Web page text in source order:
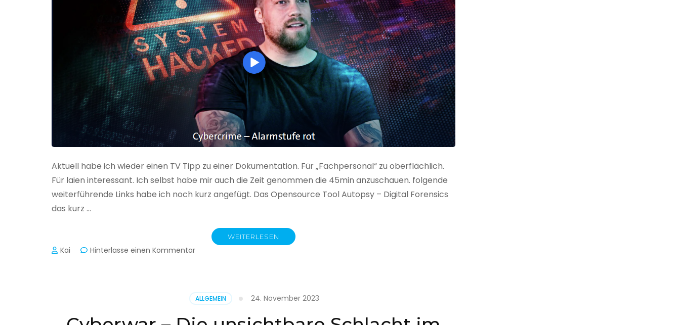
Aktuell habe ich wieder einen TV Tipp zu einer Dokumentation. Für „Fachpersonal“ zu oberflächlich.
Für laien interessant. Ich selbst habe mir auch die Zeit genommen die 45min anzuschauen. folgende
weiterführende Links habe ich noch kurz angefügt. Das Opensource Tool Autopsy – Digital Forensics
das kurz …
WEITERLESEN
Kai Hinterlasse einen Kommentarzu
rot
ALLGEMEIN 24. November 2023